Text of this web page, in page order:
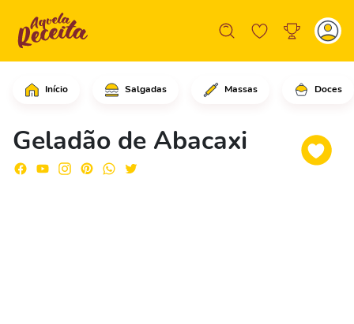
Início Salgadas Massas Doces
Geladão de Abacaxi
Em uma panela, adicione o leite